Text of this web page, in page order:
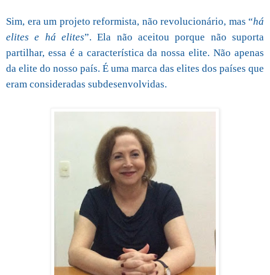
Sim, era um projeto reformista, não revolucionário, mas “há
elites e há elites”. Ela não aceitou porque não suporta
partilhar, essa é a característica da nossa elite. Não apenas
da elite do nosso país. É uma marca das elites dos países que
eram consideradas subdesenvolvidas.